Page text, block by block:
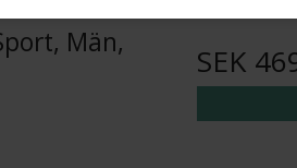
Män,
SEK